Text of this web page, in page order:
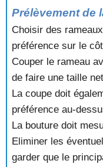
Prélèvement de
Choisir des
préférence sur le
Couper le rameau
de faire une taille
La coupe doit
préférence au-
La bouture doit
Eliminer les
garder que le